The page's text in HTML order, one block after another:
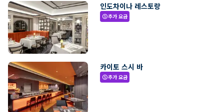
인도차이나 레스토랑
paid추가 요금
카이토 스시 바
paid추가 요금